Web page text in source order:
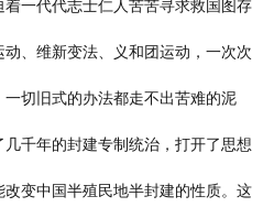
一代代志士仁人苦苦寻求救国图存
、维新变法、义和团运动，一次次
切旧式的办法都走不出苦难的泥
千年的封建专制统治，打开了思想
变中国半殖民地半封建的性质。这